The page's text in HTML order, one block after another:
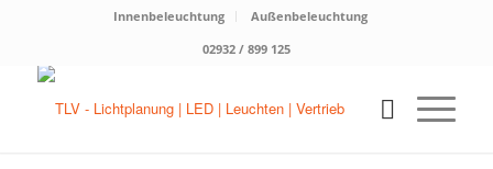
Innenbeleuchtung
Außenbeleuchtung
02932 / 899 125